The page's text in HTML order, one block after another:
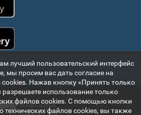
лучший пользовательский интерфейс
мы просим вас дать согласие на
Нажав кнопку «Принять только
использование только
файлов cookies. С помощью кнопки
технических файлов cookies, вы также